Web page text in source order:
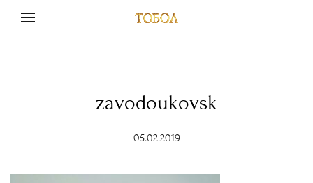
zavodoukovsk
05.02.2019